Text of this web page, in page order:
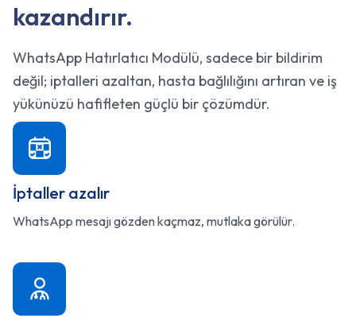
kazandırır.
WhatsApp Hatırlatıcı Modülü, sadece bir bildirim
değil; iptalleri azaltan, hasta bağlılığını artıran ve iş
yükünüzü hafifleten güçlü bir çözümdür.
İptaller azalır
WhatsApp mesajı gözden kaçmaz, mutlaka görülür.